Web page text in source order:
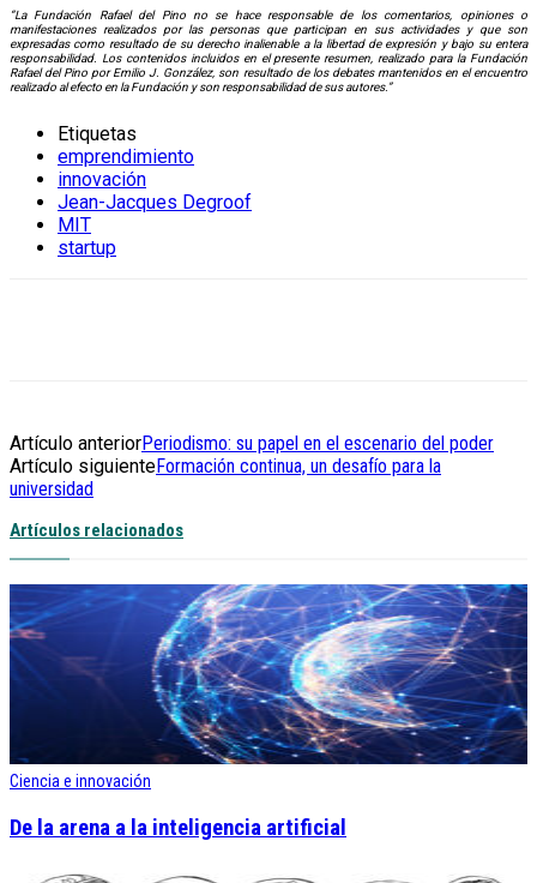
“La Fundación Rafael del Pino no se hace responsable de los comentarios, opiniones o
manifestaciones realizados por las personas que participan en sus actividades y que son
expresadas como resultado de su derecho inalienable a la libertad de expresión y bajo su entera
responsabilidad. Los contenidos incluidos en el presente resumen, realizado para la Fundación
Rafael del Pino por Emilio J. González, son resultado de los debates mantenidos en el encuentro
realizado al efecto en la Fundación y son responsabilidad de sus autores.”
Etiquetas
emprendimiento
innovación
Jean-Jacques Degroof
MIT
startup
Artículo anteriorPeriodismo: su papel en el escenario del poder
Artículo siguienteFormación continua, un desafío para la
universidad
Artículos relacionados
Ciencia e innovación
De la arena a la inteligencia artificial